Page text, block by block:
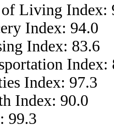
of Living Index:
Index: 94.0
Index: 83.6
Index:
Index: 97.3
Index: 90.0
99.3